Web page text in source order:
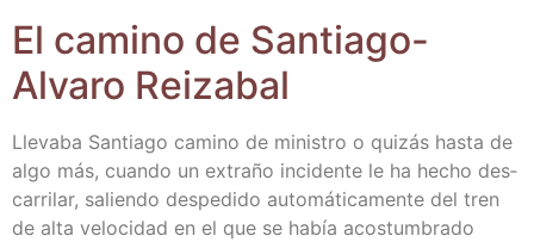
El camino de San­tia­go-
Alva­ro Reizabal
Lle­va­ba San­tia­go camino de minis­tro o qui­zás has­ta de
algo más, cuan­do un extra­ño inci­den­te le ha hecho des­
ca­rri­lar, salien­do des­pe­di­do auto­má­ti­ca­men­te del tren
de alta velo­ci­dad en el que se había acos­tum­bra­do